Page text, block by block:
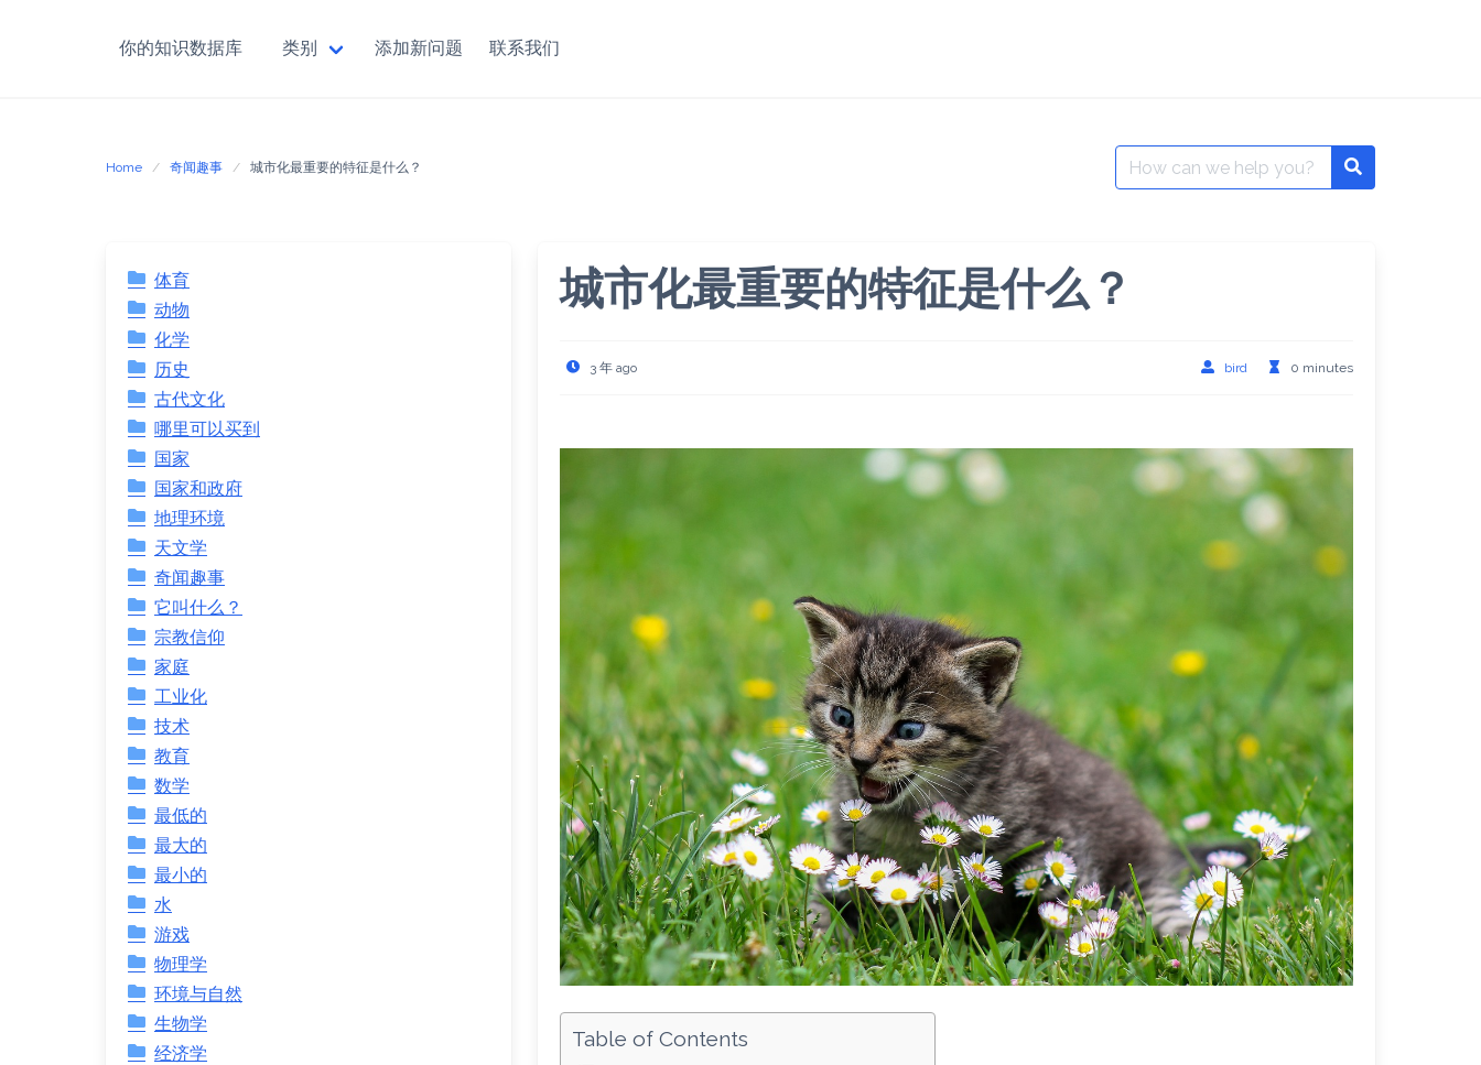
你的知识数据库 类别 添加新问题 联系我们
Home 奇闻趣事 城市化最重要的特征是什么？
Search
for:
Search
体育
动物
化学
历史
古代文化
哪里可以买到
国家
国家和政府
地理环境
天文学
奇闻趣事
它叫什么？
宗教信仰
家庭
工业化
技术
教育
数学
最低的
最大的
最小的
水
游戏
物理学
环境与自然
生物学
经济学
城市化最重要的特征是什么？
3 年 ago bird 0 minutes
Table of Contents